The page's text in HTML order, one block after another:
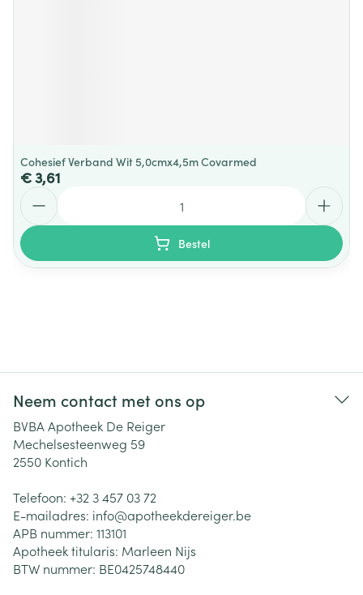
Cohesief Verband Wit 5,0cmx4,5m Covarmed
€ 3,61
Bestel
Neem contact met ons op
BVBA Apotheek De Reiger
Mechelsesteenweg 59
2550 Kontich
Telefoon: +32 3 457 03 72
E-mailadres: info@apotheekdereiger.be
APB nummer: 113101
Apotheek titularis: Marleen Nijs
BTW nummer: BE0425748440